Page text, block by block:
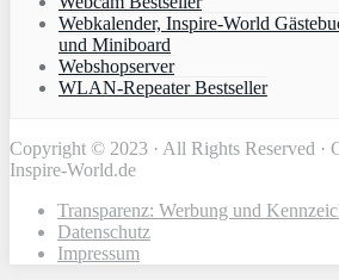
Webkalender, Inspire-World
und Miniboard
Webshopserver
WLAN-Repeater Bestseller
Copyright © 2023 · All Rights Reserved ·
Inspire-World.de
Transparenz: Werbung und
Datenschutz
Impressum